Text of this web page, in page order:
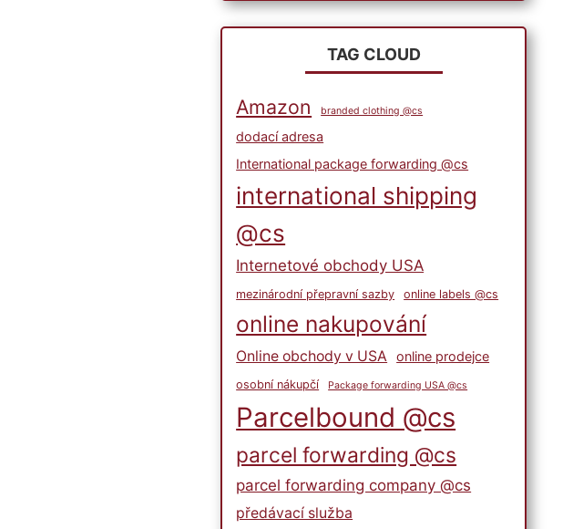
TAG CLOUD
Amazon branded clothing @cs
dodací adresa
International package forwarding @cs
international shipping
@cs
Internetové obchody USA
mezinárodní přepravní sazby online labels @cs
online nakupování
Online obchody v USA online prodejce
osobní nákupčí Package forwarding USA @cs
Parcelbound @cs
parcel forwarding @cs
parcel forwarding company @cs
předávací služba